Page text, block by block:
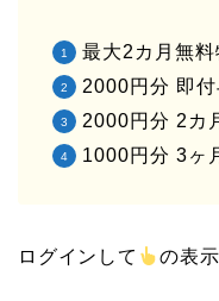
最大2カ月無
2000円分 即
2000円分 2カ
1000円分 3ヶ
ログインして の表